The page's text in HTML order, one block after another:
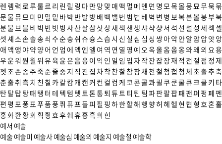
렌 렘 력 로 루룰 르 리 린 릴 링 마만망맞매 맥 멀 메 멘 면 명 모 목몰몽 묘 무묵묶
문물뮤 므 미 민 밀 밑 바박반발방배 백 밸 번 범 법 베 벽 변 병 보 복본볼봉부북
분불 브 블 비 빅 빈 빗 빙 사산살삼삿상새 색 샌 생샤샥샹서 석 선 설 성 세 섹 셀
셋셰 소손솔송쇠 수순숭쉬 슈슝 스습 시 신 실 심 십 싱 쌍아악안알암압앗앙
애 액 앵 야약양어 언 엄 에 엑 엔 엘 여 역 연 열 영 예 오 옥올옴옵옹와왜 외 요 용
우운워 원 월 위 유육윤은음응 이 익 인 일 임 입 자작잔잡장재 적 전 절 점 정 제
젯 조존종주죽준줄중 지 직 진 집 차착찬찰참창채 천 철 첨 첩 청 체 초촐추축
춘출취 측 치 친 칠 카칼캄캐 캔 커 컨 컬 컴 케 코 콘콜콰쾰 쿠쿤쿨큐 크 클 키 타
탄탈탑탕태 탱 터 테 텍 템 텟 토 톤통퇴 튜 트 티 틴 팀 파판팔팝패팬퍼 펑 페펜
편 평 포 퐁 표 푸품풍퓌 퓨 프 플피 필 핑 하한할해행향허 헤헬현 협 형 호혼홀
홍화환황회 획 횡 효후훼휴흉흑희 힌
예서 예술
예술 예술미 예술사 예술심 예술의 예술지 예술철 예술학